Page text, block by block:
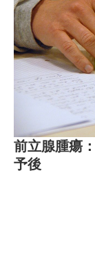
前立腺腫瘍
予後